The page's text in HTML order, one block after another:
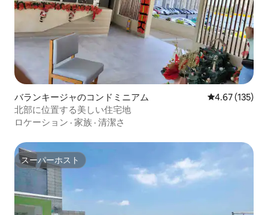
バランキージャのコンドミニアム レビュー135
4.67 (135)
北部に位置する美しい住宅地
ロケーション · 家族 · 清潔さ
スーパーホスト
スーパーホスト